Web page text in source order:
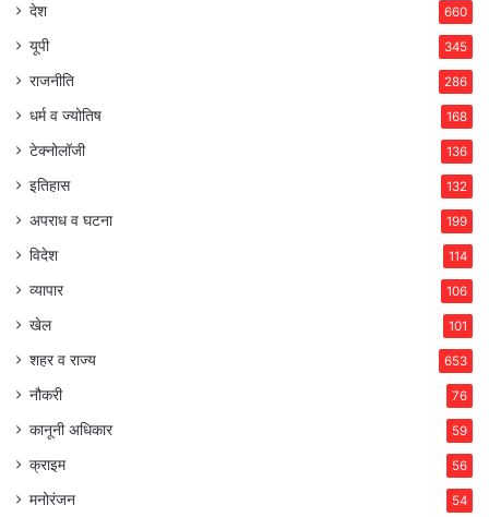
देश 660
यूपी 345
राजनीति 286
धर्म व ज्योतिष 168
टेक्नोलॉजी 136
इतिहास 132
अपराध व घटना 199
विदेश 114
व्यापार 106
खेल 101
शहर व राज्य 653
नौकरी 76
कानूनी अधिकार 59
क्राइम 56
मनोरंजन 54